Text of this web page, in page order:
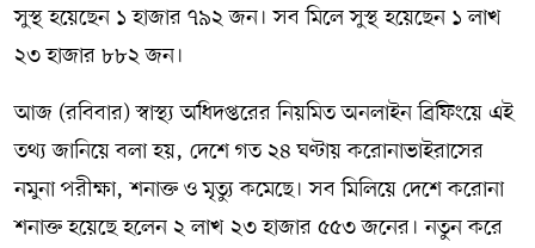
সুস্থ হয়েছেন ১ হাজার ৭৯২ জন। সব মিলে সুস্থ হয়েছেন ১ লাখ
২৩ হাজার ৮৮২ জন।
আজ (রবিবার) স্বাস্থ্য অধিদপ্তরের নিয়মিত অনলাইন ব্রিফিংয়ে এই
তথ্য জানিয়ে বলা হয়, দেশে গত ২৪ ঘণ্টায় করোনাভাইরাসের
নমুনা পরীক্ষা, শনাক্ত ও মৃত্যু কমেছে। সব মিলিয়ে দেশে করোনা
শনাক্ত হয়েছে হলেন ২ লাখ ২৩ হাজার ৫৫৩ জনের। নতুন করে